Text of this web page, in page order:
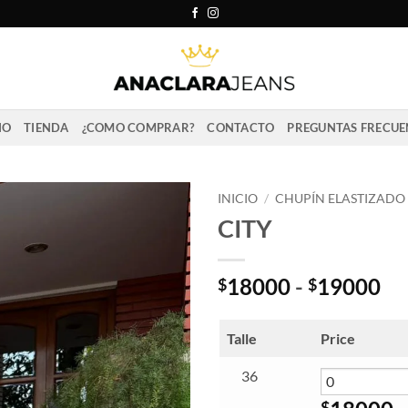
TIENDA ¿COMO COMPRAR? CONTACTO PREGUNTAS
INICIO / CHUPÍN ELASTIZADO
CITY
$18000 - $19000
Talle Price
36